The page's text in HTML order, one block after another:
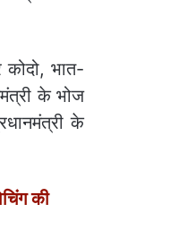
भात-
के भोज
के
की